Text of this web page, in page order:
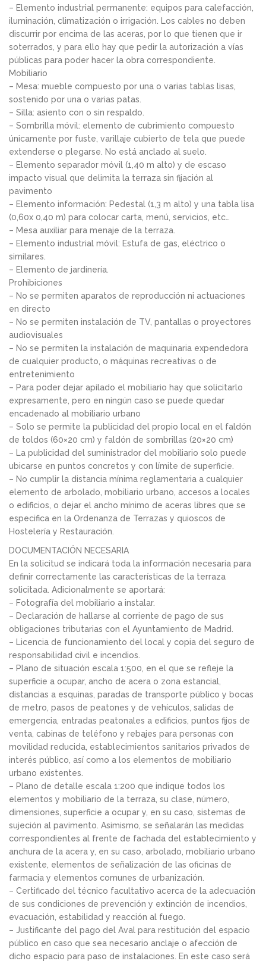
– Elemento industrial permanente: equipos para calefacción,
iluminación, climatización o irrigación. Los cables no deben
discurrir por encima de las aceras, por lo que tienen que ir
soterrados, y para ello hay que pedir la autorización a vías
públicas para poder hacer la obra correspondiente.
Mobiliario
– Mesa: mueble compuesto por una o varias tablas lisas,
sostenido por una o varias patas.
– Silla: asiento con o sin respaldo.
– Sombrilla móvil: elemento de cubrimiento compuesto
únicamente por fuste, varillaje cubierto de tela que puede
extenderse o plegarse. No está anclado al suelo.
– Elemento separador móvil (1,40 m alto) y de escaso
impacto visual que delimita la terraza sin fijación al
pavimento
– Elemento información: Pedestal (1,3 m alto) y una tabla lisa
(0,60x 0,40 m) para colocar carta, menú, servicios, etc…
– Mesa auxiliar para menaje de la terraza.
– Elemento industrial móvil: Estufa de gas, eléctrico o
similares.
– Elemento de jardinería.
Prohibiciones
– No se permiten aparatos de reproducción ni actuaciones
en directo
– No se permiten instalación de TV, pantallas o proyectores
audiovisuales
– No se permiten la instalación de maquinaria expendedora
de cualquier producto, o máquinas recreativas o de
entretenimiento
– Para poder dejar apilado el mobiliario hay que solicitarlo
expresamente, pero en ningún caso se puede quedar
encadenado al mobiliario urbano
– Solo se permite la publicidad del propio local en el faldón
de toldos (60×20 cm) y faldón de sombrillas (20×20 cm)
– La publicidad del suministrador del mobiliario solo puede
ubicarse en puntos concretos y con límite de superficie.
– No cumplir la distancia mínima reglamentaria a cualquier
elemento de arbolado, mobiliario urbano, accesos a locales
o edificios, o dejar el ancho mínimo de aceras libres que se
especifica en la Ordenanza de Terrazas y quioscos de
Hostelería y Restauración.
DOCUMENTACIÓN NECESARIA
En la solicitud se indicará toda la información necesaria para
definir correctamente las características de la terraza
solicitada. Adicionalmente se aportará:
– Fotografía del mobiliario a instalar.
– Declaración de hallarse al corriente de pago de sus
obligaciones tributarias con el Ayuntamiento de Madrid.
– Licencia de funcionamiento del local y copia del seguro de
responsabilidad civil e incendios.
– Plano de situación escala 1:500, en el que se refleje la
superficie a ocupar, ancho de acera o zona estancial,
distancias a esquinas, paradas de transporte público y bocas
de metro, pasos de peatones y de vehículos, salidas de
emergencia, entradas peatonales a edificios, puntos fijos de
venta, cabinas de teléfono y rebajes para personas con
movilidad reducida, establecimientos sanitarios privados de
interés público, así como a los elementos de mobiliario
urbano existentes.
– Plano de detalle escala 1:200 que indique todos los
elementos y mobiliario de la terraza, su clase, número,
dimensiones, superficie a ocupar y, en su caso, sistemas de
sujeción al pavimento. Asimismo, se señalarán las medidas
correspondientes al frente de fachada del establecimiento y
anchura de la acera y, en su caso, arbolado, mobiliario urbano
existente, elementos de señalización de las oficinas de
farmacia y elementos comunes de urbanización.
– Certificado del técnico facultativo acerca de la adecuación
de sus condiciones de prevención y extinción de incendios,
evacuación, estabilidad y reacción al fuego.
– Justificante del pago del Aval para restitución del espacio
público en caso que sea necesario anclaje o afección de
dicho espacio para paso de instalaciones. En este caso será